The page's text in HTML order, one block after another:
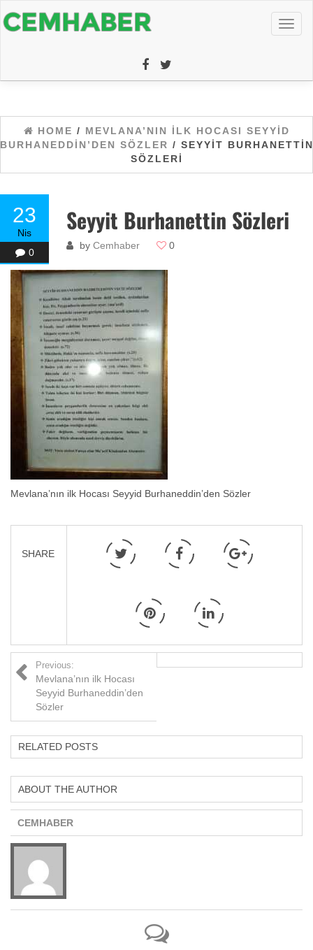
HOME / MEVLANA’NIN ILK HOCASI SEYYID
BURHANEDDIN’DEN SÖZLER / SEYYIT BURHANETTIN
SÖZLERI
23
Nis
0
Seyyit Burhanettin Sözleri
by Cemhaber 0
Mevlana’nın ilk Hocası Seyyid Burhaneddin’den Sözler
SHARE
Previous:
Mevlana’nın ilk Hocası
Seyyid Burhaneddin’den
Sözler
RELATED POSTS
ABOUT THE AUTHOR
CEMHABER